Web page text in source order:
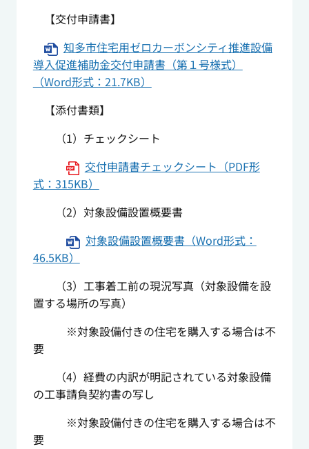
【交付申請書】
知多市住宅用ゼロカーボンシティ推進設備
導入促進補助金交付申請書（第１号様式）
（Word形式：21.7KB）
【添付書類】
（1）チェックシート
交付申請書チェックシート（PDF形
式：315KB）
（2）対象設備設置概要書
対象設備設置概要書（Word形式：
46.5KB）
（3）工事着工前の現況写真（対象設備を設
置する場所の写真）
※対象設備付きの住宅を購入する場合は不
要
（4）経費の内訳が明記されている対象設備
の工事請負契約書の写し
※対象設備付きの住宅を購入する場合は不
要